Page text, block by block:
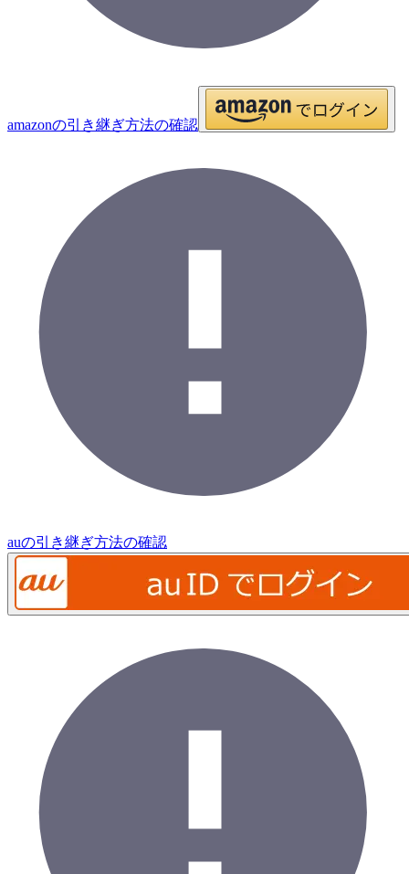
amazonの引き継ぎ方法の確認
auの引き継ぎ方法の確認